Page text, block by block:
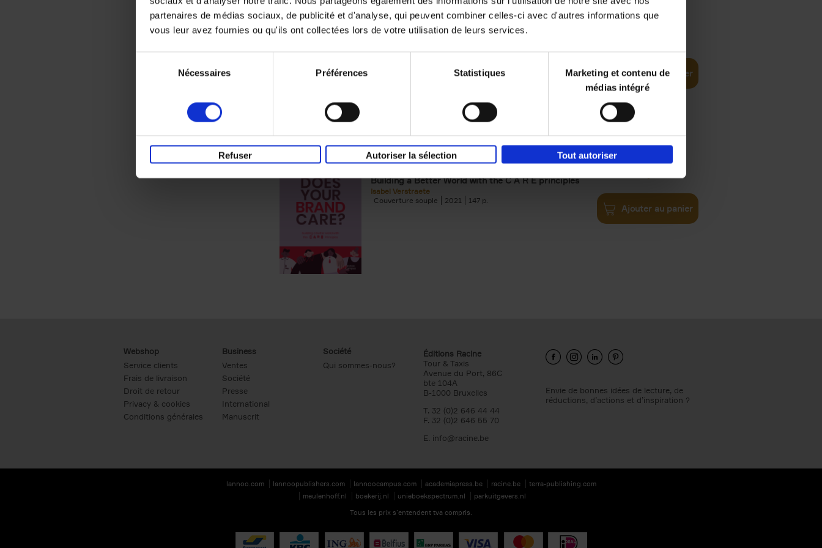
partenaires de médias sociaux, de publicité et d'analyse, qui peuvent combiner celles-ci avec d'autres informations que
vous leur avez fournies ou qu'ils ont collectées lors de votre utilisation de leurs services.
Nécessaires Préférences Statistiques
Marketing et contenu de
médias intégré
Refuser Autoriser la sélection Tout autoriser
Digital marketing like a PRO -
completely revised edition
Ajouter au panier
Does Your Brand Care?
Building a Better World with the C A R E principles
Isabel Verstraete
Couverture souple
2021 147
€34,99
Ajouter au panier
Webshop
Service clients
Frais de livraison
Droit de retour
Privacy & cookies
Conditions générales
Business
Ventes
Société
Presse
International
Manuscrit
Société
Qui sommes-nous?
Éditions Racine
Tour & Taxis
Avenue du Port, 86C
bte 104A
B-1000 Bruxelles
T. 32 (0)2 646 44 44
F. 32 (0)2 646 55 70
E. info@racine.be
Envie de bonnes idées de lecture, de
réductions, d’actions et d’inspiration ?
lannoo.com lannoopublishers.com lannoocampus.com academiapress.be racine.be
terra-publishing.com
meulenhoff.nl
boekerij.nl unieboekspectrum.nl
parkuitgevers.nl
Tous les prix s’entendent tva compris.